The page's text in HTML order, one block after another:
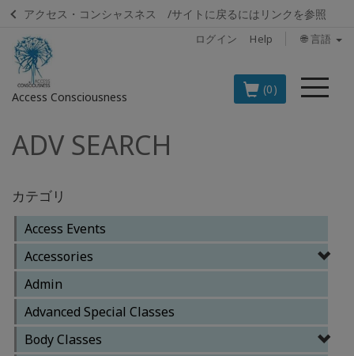
アクセス・コンシャスネス /サイトに戻るにはリンクを参照
ログイン Help 🌐 言語
Access Consciousness
メ
(0)
ア
カ
ン
ト
に
サ
イ
ン
イ
ン
ADV SEARCH
カテゴリ
Access Events
Accessories
Admin
Advanced Special Classes
Body Classes